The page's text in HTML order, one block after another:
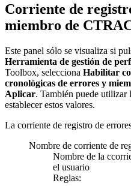
Corriente de
miembro de
Este panel sólo se visualiza si
Herramienta de gestión de
Toolbox, selecciona Habilitar
cronológicas de errores y
Aplicar. También puede utilizar
establecer estos valores.
La corriente de registro de
Nombre de corriente de
Nombre de la
el usuario
Reglas: